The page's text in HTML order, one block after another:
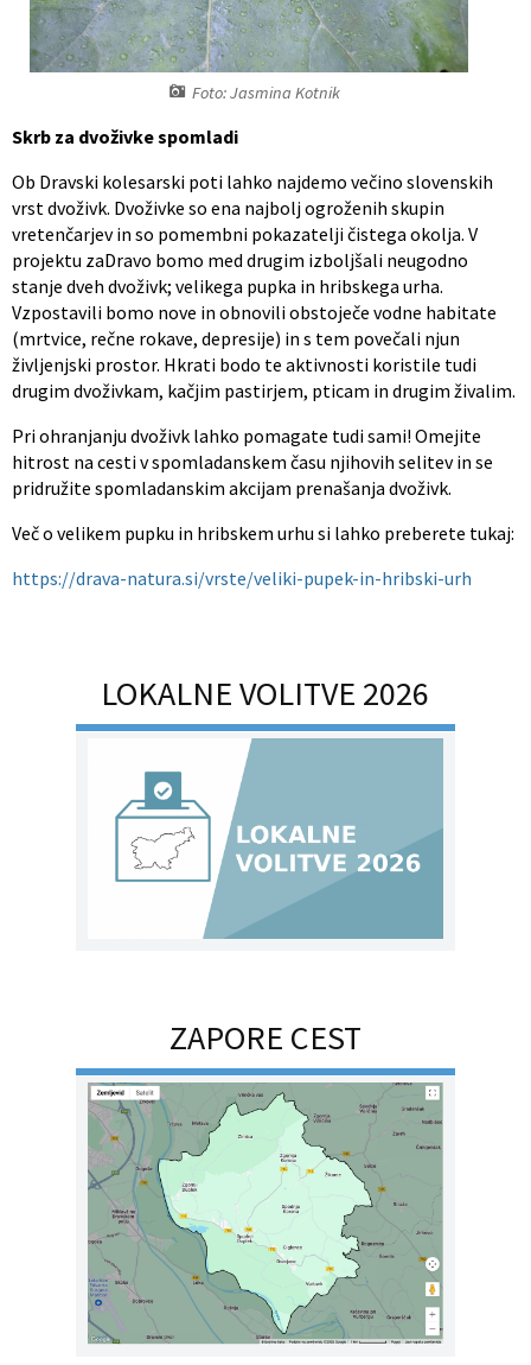
Foto: Jasmina Kotnik
Skrb za dvoživke spomladi
Ob Dravski kolesarski poti lahko najdemo večino slovenskih
vrst dvoživk. Dvoživke so ena najbolj ogroženih skupin
vretenčarjev in so pomembni pokazatelji čistega okolja. V
projektu zaDravo bomo med drugim izboljšali neugodno
stanje dveh dvoživk; velikega pupka in hribskega urha.
Vzpostavili bomo nove in obnovili obstoječe vodne habitate
(mrtvice, rečne rokave, depresije) in s tem povečali njun
življenjski prostor. Hkrati bodo te aktivnosti koristile tudi
drugim dvoživkam, kačjim pastirjem, pticam in drugim živalim.
Pri ohranjanju dvoživk lahko pomagate tudi sami! Omejite
hitrost na cesti v spomladanskem času njihovih selitev in se
pridružite spomladanskim akcijam prenašanja dvoživk.
Več o velikem pupku in hribskem urhu si lahko preberete tukaj:
https://drava-natura.si/vrste/veliki-pupek-in-hribski-urh
LOKALNE VOLITVE 2026
ZAPORE CEST
Občinski nagrajenci
Vizitka
Proračun občine
Prostorski akti občine
Kohezijski projekti